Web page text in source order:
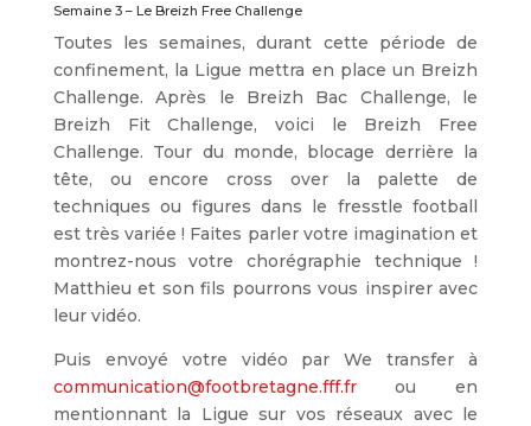
Semaine 3 – Le Breizh Free Challenge
Toutes les semaines, durant cette période de
confinement, la Ligue mettra en place un Breizh
Challenge. Après le Breizh Bac Challenge, le
Breizh Fit Challenge, voici le Breizh Free
Challenge. Tour du monde, blocage derrière la
tête, ou encore cross over la palette de
techniques ou figures dans le fresstle football
est très variée ! Faites parler votre imagination et
montrez-nous votre chorégraphie technique !
Matthieu et son fils pourrons vous inspirer avec
leur vidéo.
Puis envoyé votre vidéo par We transfer à
communication@footbretagne.fff.frou en
mentionnant la Ligue sur vos réseaux avec le